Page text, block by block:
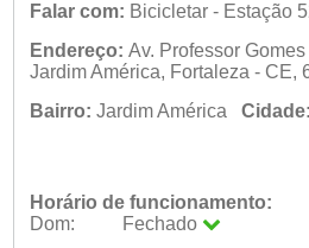
Falar com: Bicicletar - Estação
Endereço: Av. Professor
Jardim América, Fortaleza - CE,
Bairro: Jardim América Cidade:
Horário de funcionamento:
Dom:
Fechado